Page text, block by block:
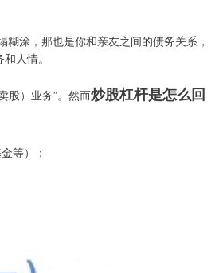
涂，那也是你和亲友之间的债务关系，
人情。
股）业务”。然而炒股杠杆是怎么回
等）；